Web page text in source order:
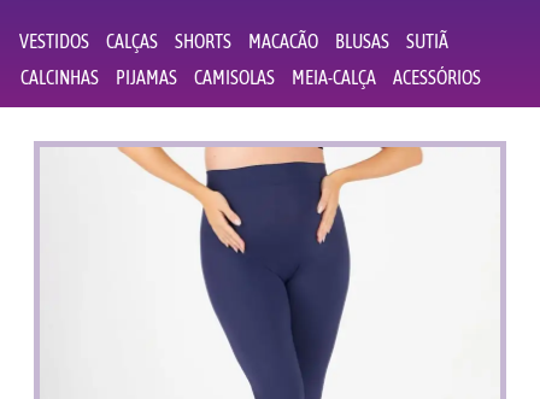
VESTIDOS CALÇAS SHORTS MACACÃO BLUSAS
SUTIÃ
CALCINHAS
PIJAMAS CAMISOLAS MEIA-CALÇA ACESSÓRIOS